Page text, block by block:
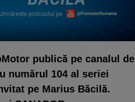
publică pe canalul de
numărul 104 al seriei
pe Marius Băcilă.